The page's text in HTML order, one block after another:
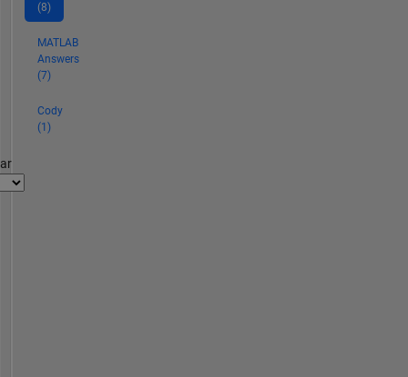
(8)
MATLAB
Answers
(7)
Cody
(1)